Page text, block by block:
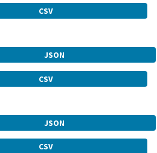
CSV
JSON
CSV
JSON
CSV